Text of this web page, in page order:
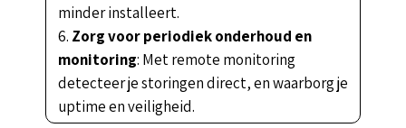
minder installeert.
Zorg voor periodiek onderhoud en
monitoring: Met remote monitoring
detecteer je storingen direct, en waarborg je
uptime en veiligheid.